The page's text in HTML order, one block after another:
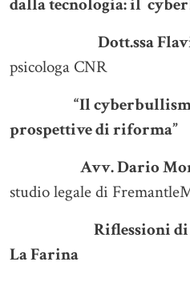
dalla tecnologia: il
Dott.ssa
psicologa CNR
“Il cyberbullismo
prospettive di riforma”
Avv. Dario
studio legale di
Riflessioni di
La Farina